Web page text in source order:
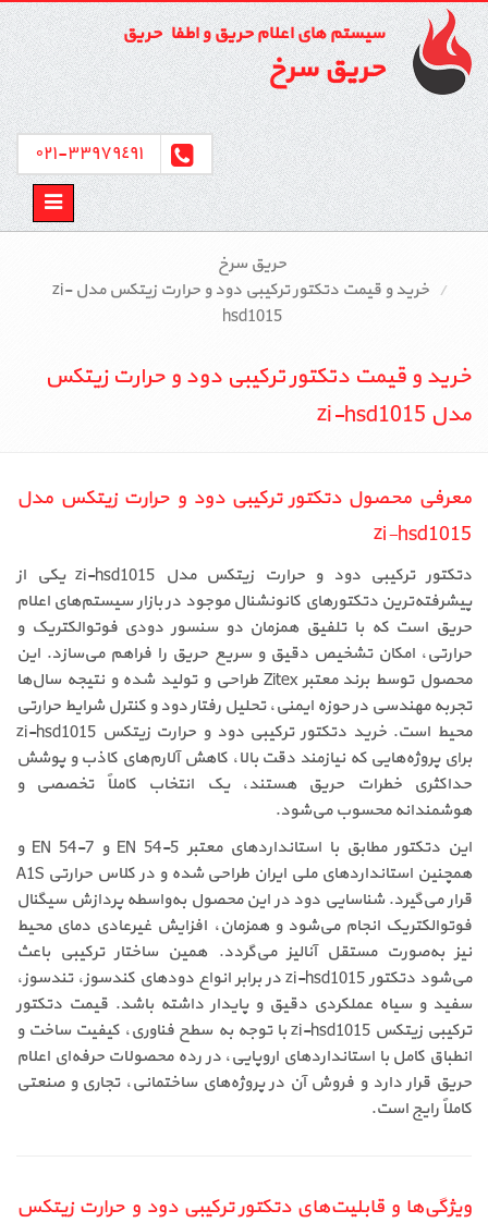
سیستم های اعلام حریق و اطفاء حریق
حریق سرخ
٣٣٩٧٩٤٩١-٠٢١
Toggle
حریق سرخ
خرید و قیمت دتکتور ترکیبی دود و حرارت زیتکس مدل zi-
hsd1015
خرید و قیمت دتکتور ترکیبی دود و حرارت زیتکس
مدل zi-hsd1015
معرفی محصول دتکتور ترکیبی دود و حرارت زیتکس مدل
zi-hsd1015
دتکتور ترکیبی دود و حرارت زیتکس مدل zi-hsd1015 یکی از
پیشرفته‌ترین دتکتورهای کانونشنال موجود در بازار سیستم‌های اعلام
حریق است که با تلفیق همزمان دو سنسور دودی فوتوالکتریک و
حرارتی، امکان تشخیص دقیق و سریع حریق را فراهم می‌سازد. این
محصول توسط برند معتبر Zitex طراحی و تولید شده و نتیجه سال‌ها
تجربه مهندسی در حوزه ایمنی، تحلیل رفتار دود و کنترل شرایط حرارتی
محیط است. خرید دتکتور ترکیبی دود و حرارت زیتکس zi-hsd1015
برای پروژه‌هایی که نیازمند دقت بالا، کاهش آلارم‌های کاذب و پوشش
حداکثری خطرات حریق هستند، یک انتخاب کاملاً تخصصی و
هوشمندانه محسوب می‌شود.
این دتکتور مطابق با استانداردهای معتبر EN 54-5 و EN 54-7 و
همچنین استانداردهای ملی ایران طراحی شده و در کلاس حرارتی A1S
قرار می‌گیرد. شناسایی دود در این محصول به‌واسطه پردازش سیگنال
فوتوالکتریک انجام می‌شود و همزمان، افزایش غیرعادی دمای محیط
نیز به‌صورت مستقل آنالیز می‌گردد. همین ساختار ترکیبی باعث
می‌شود دتکتور zi-hsd1015 در برابر انواع دودهای کندسوز، تندسوز،
سفید و سیاه عملکردی دقیق و پایدار داشته باشد. قیمت دتکتور
ترکیبی زیتکس zi-hsd1015 با توجه به سطح فناوری، کیفیت ساخت و
انطباق کامل با استانداردهای اروپایی، در رده محصولات حرفه‌ای اعلام
حریق قرار دارد و فروش آن در پروژه‌های ساختمانی، تجاری و صنعتی
کاملاً رایج است.
ویژگی‌ها و قابلیت‌های دتکتور ترکیبی دود و حرارت زیتکس